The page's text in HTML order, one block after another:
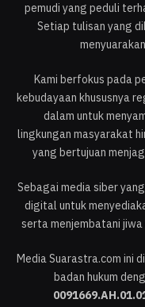
pemudi yang peduli
Setiap tulisan yang
Kami berfokus pada
kebudayaan khususnya
dalam untuk
lingkungan masyarakat
yang bertujuan
Sebagai media siber
digital untuk
serta menjembatani
Media Suarastra.com ini
badan hukum